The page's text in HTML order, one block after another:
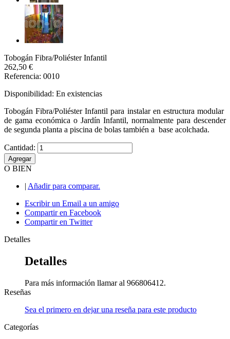
Tobogán Fibra/Poliéster Infantil
262,50 €
Referencia: 0010
Disponibilidad: En existencias
Tobogán Fibra/Poliéster Infantil para instalar en estructura modular
de gama económica o Jardín Infantil, normalmente para descender
de segunda planta a piscina de bolas también a base acolchada.
Cantidad:
Agregar
O BIEN
| Añadir para comparar.
Escribir un Email a un amigo
Compartir en Facebook
Compartir en Twitter
Detalles
Detalles
Para más información llamar al 966806412.
Reseñas
Sea el primero en dejar una reseña para este producto
Categorías